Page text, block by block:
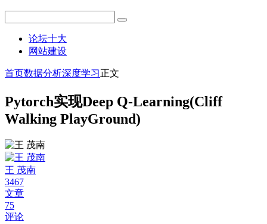
论坛十大
网站建设
首页数据分析深度学习正文
Pytorch实现Deep Q-Learning(Cliff
Walking PlayGround)
王 茂南
3467
文章
75
评论